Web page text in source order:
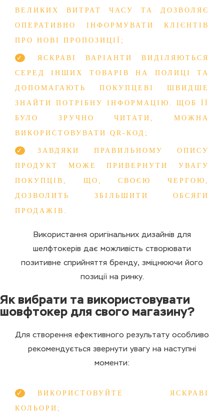
ВЕЛИКИХ ВИТРАТ ЧАСУ ТА ДОЗВОЛЯЄ
ОПЕРАТИВНО ІНФОРМУВАТИ КЛІЄНТІВ
ПРО НОВІ ПРОПОЗИЦІЇ;
ЯСКРАВІ ВАРІАНТИ ВИДІЛЯЮТЬСЯ
СЕРЕД ІНШИХ ТОВАРІВ НА ПОЛИЦІ ТА
ДОПОМАГАЮТЬ ПОКУПЦЕВІ ШВИДШЕ
ЗНАЙТИ ПОТРІБНУ ІНФОРМАЦІЮ. ЩОБ ЇЇ
БУЛО ЗРУЧНО ЧИТАТИ, МОЖНА
ВИКОРИСТОВУВАТИ QR-КОД;
ЗАВДЯКИ ПРАВИЛЬНОМУ ОПИСУ
ПРОДУКТ МОЖЕ ПРИВЕРНУТИ УВАГУ
ПОКУПЦІВ, ЩО, СВОЄЮ ЧЕРГОЮ,
ДОЗВОЛИТЬ ЗБІЛЬШИТИ ОБСЯГИ
ПРОДАЖІВ.
Використання оригінальних дизайнів для
шелфтокерів дає можливість створювати
позитивне сприйняття бренду, зміцнюючи його
позиції на ринку.
Як вибрати та використовувати
шовфтокер для свого магазину?
Для створення ефективного результату особливо
рекомендується звернути увагу на наступні
моменти:
ВИКОРИСТОВУЙТЕ ЯСКРАВІ
КОЛЬОРИ;